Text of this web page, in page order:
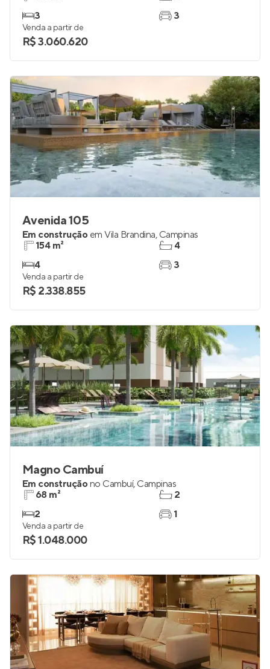
3
3
Venda a partir de
R$ 3.060.620
Avenida 105
Em construção em Vila Brandina, Campinas
154 m²
4
4
3
Venda a partir de
R$ 2.338.855
Magno Cambuí
Em construçãono Cambuí, Campinas
68 m²
2
2
1
Venda a partir de
R$ 1.048.000